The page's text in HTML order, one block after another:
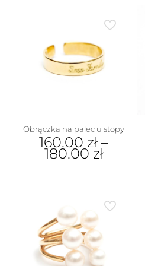
Obrączka na palec u stopy
160.00 zł –
180.00 zł
wariantów.
Opcje
można
wybrać
na